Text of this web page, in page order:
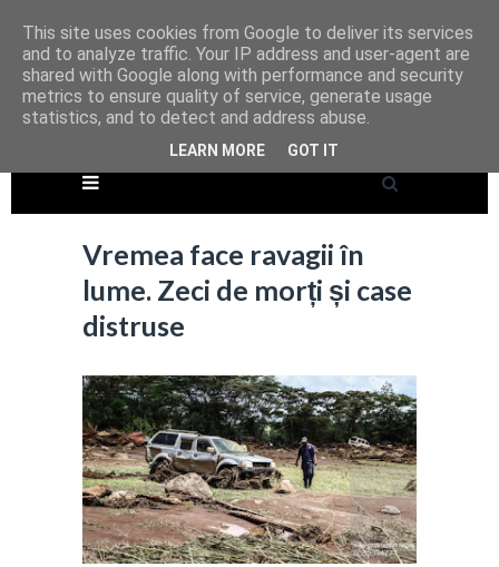
Vremea face ravagii în
lume. Zeci de morți și case
distruse
This site uses cookies from Google to deliver its services
and to analyze traffic. Your IP address and user-agent are
shared with Google along with performance and security
metrics to ensure quality of service, generate usage
statistics, and to detect and address abuse.
LEARN MORE GOT IT